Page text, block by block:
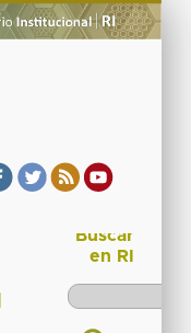
Buscar
en RI